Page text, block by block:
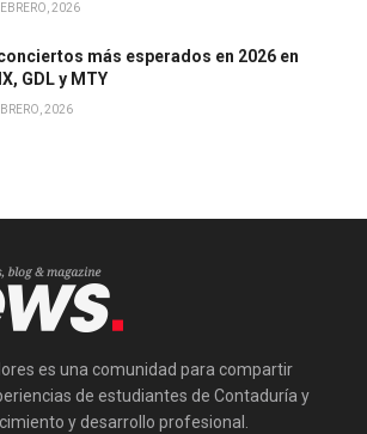
2026
más esperados en 2026 en
GDL y MTY
2026
es una comunidad para compartir
de estudiantes de Contaduría y
y desarrollo profesional.